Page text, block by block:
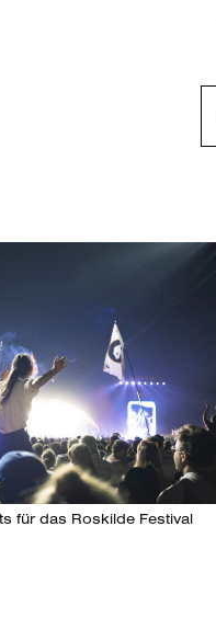
für das Roskilde Festival